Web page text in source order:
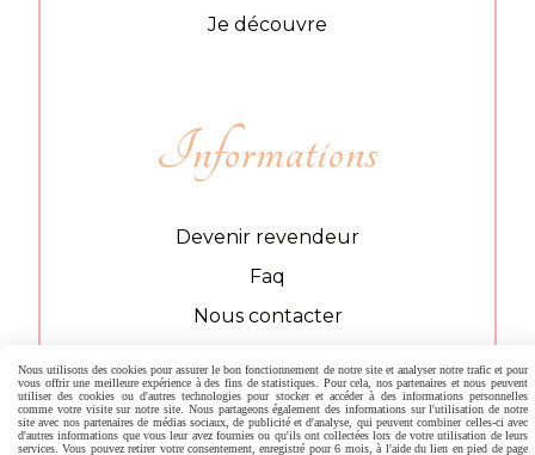
Je découvre
Informations
Devenir revendeur
Faq
Nous contacter
Nous utilisons des cookies pour assurer le bon fonctionnement de notre site et analyser notre trafic et pour
vous offrir une meilleure expérience à des fins de statistiques. Pour cela, nos partenaires et nous peuvent
utiliser des cookies ou d'autres technologies pour stocker et accéder à des informations personnelles
comme votre visite sur notre site. Nous partageons également des informations sur l'utilisation de notre
site avec nos partenaires de médias sociaux, de publicité et d'analyse, qui peuvent combiner celles-ci avec
d'autres informations que vous leur avez fournies ou qu'ils ont collectées lors de votre utilisation de leurs
services. Vous pouvez retirer votre consentement, enregistré pour 6 mois, à l'aide du lien en pied de page